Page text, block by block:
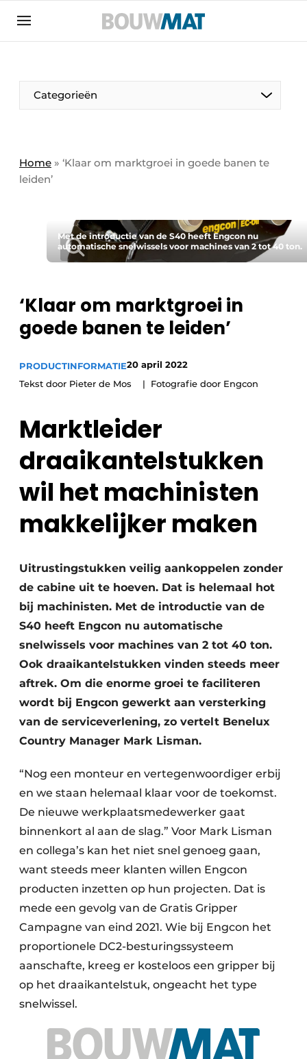
Aanmelden
Bedrijven
Bedrijven
Contact
Evenement aanmelden
Meest gelezen
Privacy / Cookie statement
Vacature aanmelden
Vacatures
Video’s
Categorieën
Home » ‘Klaar om marktgroei in goede banen te
leiden’
Met de introductie van de S40 heeft Engcon nu
automatische snelwissels voor machines van 2 tot 40 ton.
‘Klaar om marktgroei in
goede banen te leiden’
PRODUCTINFORMATIE20 april 2022
Tekst door Pieter de Mos
Fotografie door Engcon
Marktleider
draaikantelstukken
wil het machinisten
makkelijker maken
Uitrustingstukken veilig aankoppelen zonder
de cabine uit te hoeven. Dat is helemaal hot
bij machinisten. Met de introductie van de
S40 heeft Engcon nu automatische
snelwissels voor machines van 2 tot 40 ton.
Ook draaikantelstukken vinden steeds meer
aftrek. Om die enorme groei te faciliteren
wordt bij Engcon gewerkt aan versterking
van de serviceverlening, zo vertelt Benelux
Country Manager Mark Lisman.
“Nog een monteur en vertegenwoordiger erbij
en we staan helemaal klaar voor de toekomst.
De nieuwe werkplaatsmedewerker gaat
binnenkort al aan de slag.” Voor Mark Lisman
en collega’s kan het niet snel genoeg gaan,
want steeds meer klanten willen Engcon
producten inzetten op hun projecten. Dat is
mede een gevolg van de Gratis Gripper
Campagne van eind 2021. Wie bij Engcon het
proportionele DC2-besturingssysteem
aanschafte, kreeg er kosteloos een gripper bij
op het draaikantelstuk, ongeacht het type
snelwissel.